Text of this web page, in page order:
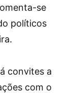
se
políticos
convites a
com o